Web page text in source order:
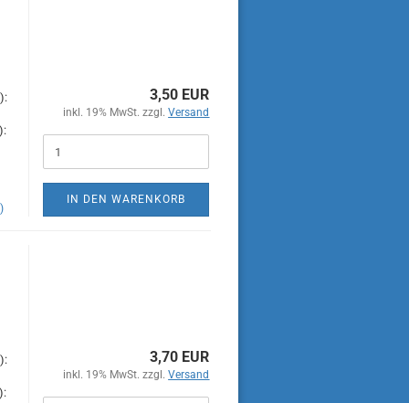
3,50 EUR
inkl. 19% MwSt. zzgl.Versand
IN DEN WARENKORB
3,70 EUR
inkl. 19% MwSt. zzgl.Versand